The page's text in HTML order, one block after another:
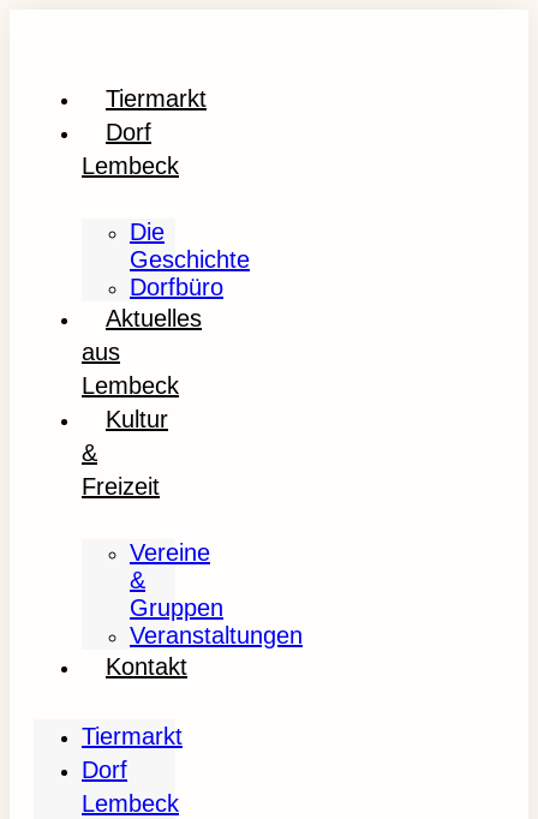
Tiermarkt
Dorf
Lembeck
Die
Geschichte
Dorfbüro
Aktuelles
aus
Lembeck
Kultur
&
Freizeit
Vereine
&
Gruppen
Veranstaltungen
Kontakt
Tiermarkt
Dorf
Lembeck